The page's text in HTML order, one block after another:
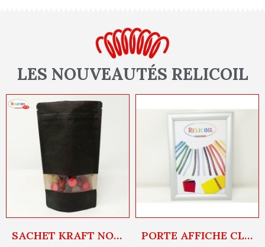
LES NOUVEAUTÉS RELICOIL
SACHET KRAFT NOIR A FENETRE OUVERTURE ZIP ET THERMOSCELLABLE PAR 1000 PORTE AFFICHE CLIC-CLAC À CADRE ALU GRIS A4